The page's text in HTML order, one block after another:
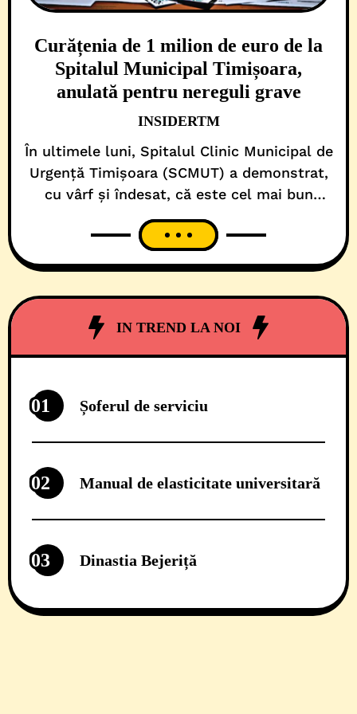
Curățenia de 1 milion de euro de la
Spitalul Municipal Timișoara,
anulată pentru nereguli grave
INSIDERTM
În ultimele luni, Spitalul Clinic Municipal de
Urgență Timișoara (SCMUT) a demonstrat,
cu vârf și îndesat, că este cel mai bun
contraexemplu de administrație sanitară,
girată de USR. Și asta pentru că, cel puțin
în ultimele 90 de zile, nu există concursuri
contestate sau anulate pentru
IN TREND LA NOI
01 Șoferul de serviciu
02 Manual de elasticitate universitară
03 Dinastia Bejeriță